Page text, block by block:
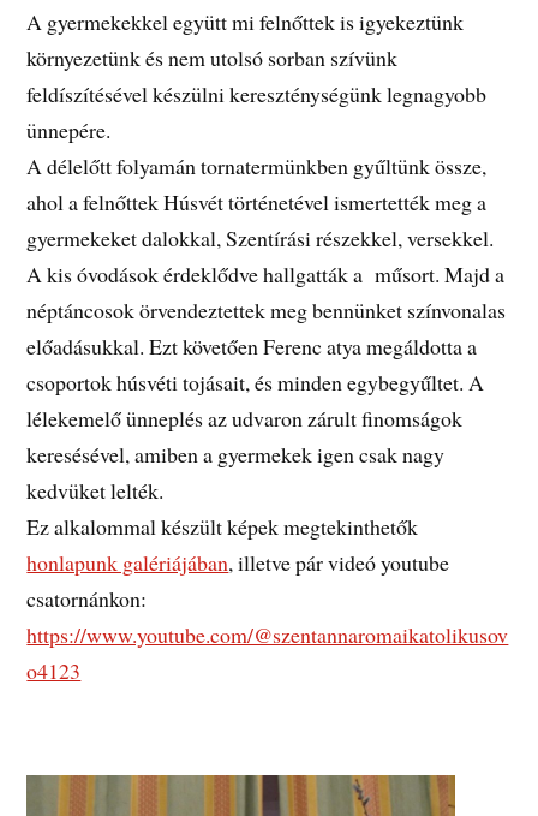
A gyermekekkel együtt mi felnőttek is igyekeztünk
környezetünk és nem utolsó sorban szívünk
feldíszítésével készülni kereszténységünk legnagyobb
ünnepére.
A délelőtt folyamán tornatermünkben gyűltünk össze,
ahol a felnőttek Húsvét történetével ismertették meg a
gyermekeket dalokkal, Szentírási részekkel, versekkel.
A kis óvodások érdeklődve hallgatták a műsort. Majd a
néptáncosok örvendeztettek meg bennünket színvonalas
előadásukkal. Ezt követően Ferenc atya megáldotta a
csoportok húsvéti tojásait, és minden egybegyűltet. A
lélekemelő ünneplés az udvaron zárult finomságok
keresésével, amiben a gyermekek igen csak nagy
kedvüket lelték.
Ez alkalommal készült képek megtekinthetők
honlapunk galériájában, illetve pár videó youtube
csatornánkon:
https://www.youtube.com/@szentannaromaikatolikusov
o4123